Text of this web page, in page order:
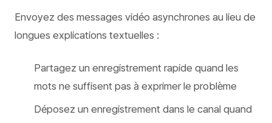
Envoyez des messages vidéo asynchrones au lieu de
longues explications textuelles :
Partagez un enregistrement rapide quand les
mots ne suffisent pas à exprimer le problème
Déposez un enregistrement dans le canal quand